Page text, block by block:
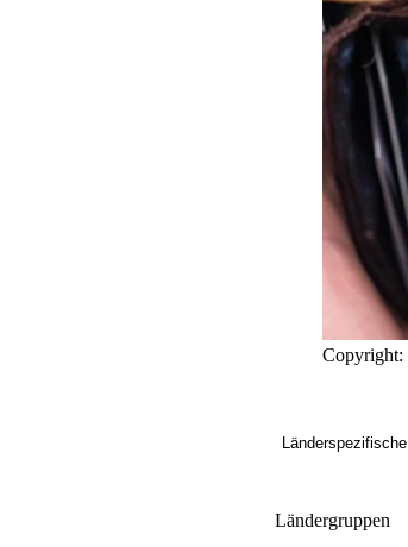
Copyright:
Ländergruppen